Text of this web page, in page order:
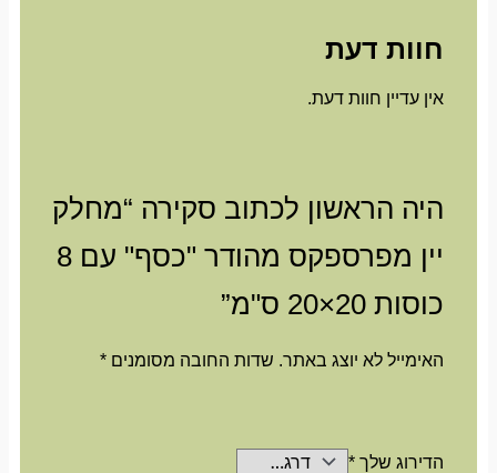
חוות דעת
אין עדיין חוות דעת.
היה הראשון לכתוב סקירה “מחלק
יין מפרספקס מהודר "כסף" עם 8
כוסות 20×20 ס"מ”
האימייל לא יוצג באתר. שדות החובה מסומנים*
הדירוג שלך*